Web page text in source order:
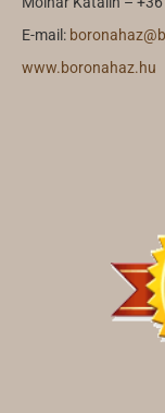
E-mail:
www.boronahaz.hu